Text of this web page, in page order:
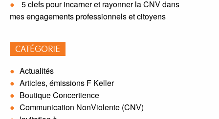
5 clefs pour incarner et rayonner la CNV dans
mes engagements professionnels et citoyens
CATÉGORIE
Actualités
Articles, émissions F Keller
Boutique Concertience
Communication NonViolente (CNV)